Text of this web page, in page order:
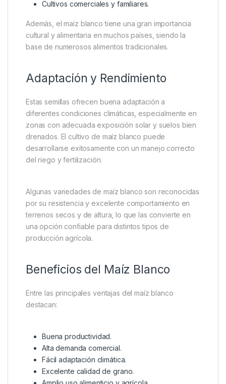
El maíz blanco es ampliamente utilizado en diferentes
sectores gracias a su gran versatilidad. Estas semillas
pueden destinarse a:
Producción de grano.
Alimentación animal.
Producción de forraje.
Cultivos comerciales y familiares.
Además, el maíz blanco tiene una gran importancia
cultural y alimentaria en muchos países, siendo la
Adaptación y Rendimiento
Estas semillas ofrecen buena adaptación a
diferentes condiciones climáticas, especialmente en
desarrollarse exitosamente con un manejo correcto
terrenos secos y de altura, lo que las convierte en
una opción confiable para distintos tipos de
producción agrícola.